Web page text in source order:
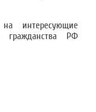
интересующие
РФ